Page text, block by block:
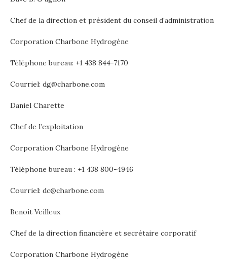
Chef de la direction et président du conseil d’administration
Corporation Charbone Hydrogène
Téléphone bureau: +1 438 844-7170
Courriel: dg@charbone.com
Daniel Charette
Chef de l’exploitation
Corporation Charbone Hydrogène
Téléphone bureau : +1 438 800-4946
Courriel: dc@charbone.com
Benoit Veilleux
Chef de la direction financière et secrétaire corporatif
Corporation Charbone Hydrogène